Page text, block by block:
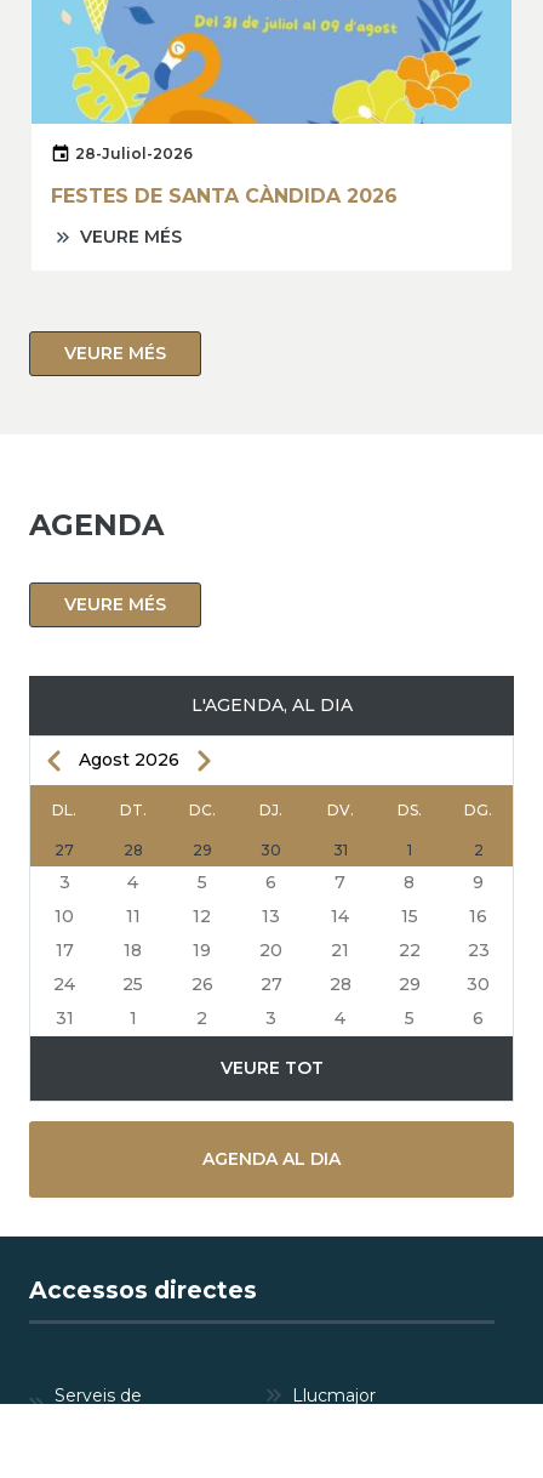
28-Juliol-2026
FESTES DE SANTA CÀNDIDA 2026
VEURE MÉS
VEURE MÉS
AGENDA
VEURE MÉS
L'AGENDA, AL DIA
PAGINACIÓ
Previous
Agost 2026 Next
DL. DT. DC. DJ. DV. DS. DG.
27 28 29 30 31 1 2
3 4 5 6 7 8
9
10
11 12 13 14 15
16
17
18 19 20 21 22
23
24
25 26 27 28 29
30
31
1 2 3 4 5 6
VEURE TOT
AGENDA AL DIA
Accessos directes
Serveis de Llucmajor